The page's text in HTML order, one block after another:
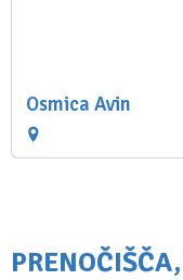
Osmica Avin